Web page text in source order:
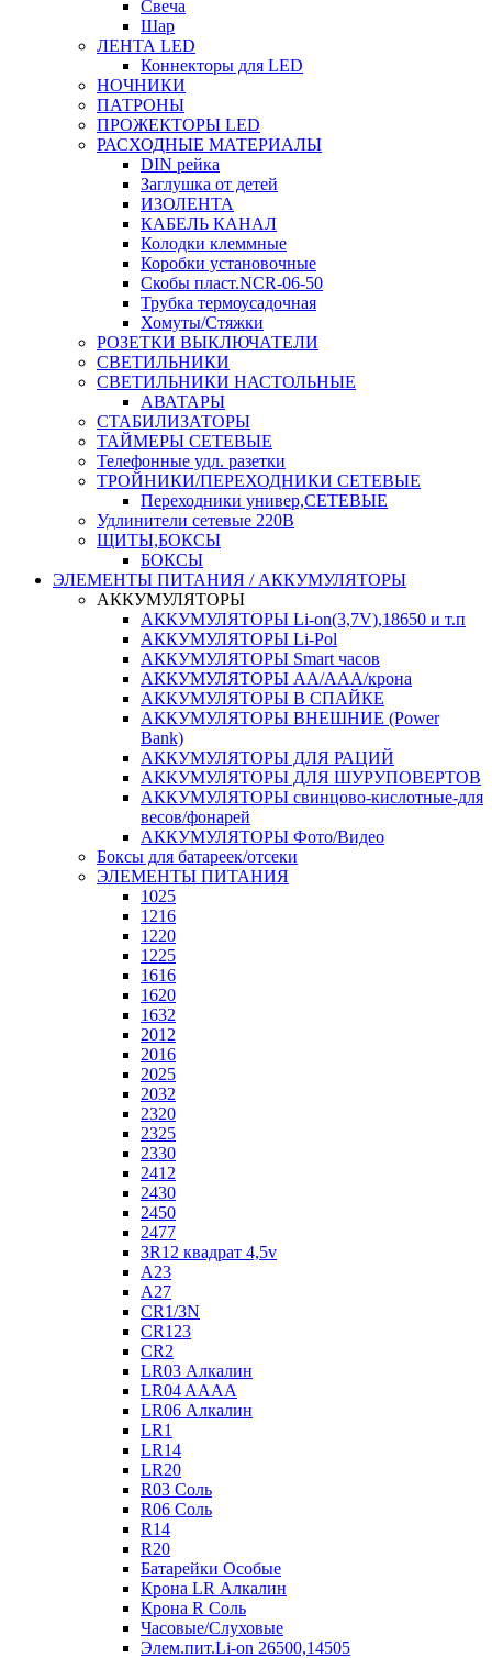
Свеча
Шар
ЛЕНТА LED
Коннекторы для LED
НОЧНИКИ
ПАТРОНЫ
ПРОЖЕКТОРЫ LED
РАСХОДНЫЕ МАТЕРИАЛЫ
DIN рейка
Заглушка от детей
ИЗОЛЕНТА
КАБЕЛЬ КАНАЛ
Колодки клеммные
Коробки установочные
Скобы пласт.NCR-06-50
Трубка термоусадочная
Хомуты/Стяжки
РОЗЕТКИ ВЫКЛЮЧАТЕЛИ
СВЕТИЛЬНИКИ
СВЕТИЛЬНИКИ НАСТОЛЬНЫЕ
АВАТАРЫ
СТАБИЛИЗАТОРЫ
ТАЙМЕРЫ СЕТЕВЫЕ
Телефонные удл. разетки
ТРОЙНИКИ/ПЕРЕХОДНИКИ СЕТЕВЫЕ
Переходники универ,СЕТЕВЫЕ
Удлинители сетевые 220В
ЩИТЫ,БОКСЫ
БОКСЫ
ЭЛЕМЕНТЫ ПИТАНИЯ / АККУМУЛЯТОРЫ
АККУМУЛЯТОРЫ
АККУМУЛЯТОРЫ Li-on(3,7V),18650 и т.п
АККУМУЛЯТОРЫ Li-Pol
АККУМУЛЯТОРЫ Smart часов
АККУМУЛЯТОРЫ АА/ААА/крона
АККУМУЛЯТОРЫ В СПАЙКЕ
АККУМУЛЯТОРЫ ВНЕШНИЕ (Power
Bank)
АККУМУЛЯТОРЫ ДЛЯ РАЦИЙ
АККУМУЛЯТОРЫ ДЛЯ ШУРУПОВЕРТОВ
АККУМУЛЯТОРЫ свинцово-кислотные-для
весов/фонарей
АККУМУЛЯТОРЫ Фото/Видео
Боксы для батареек/отсеки
ЭЛЕМЕНТЫ ПИТАНИЯ
1025
1216
1220
1225
1616
1620
1632
2012
2016
2025
2032
2320
2325
2330
2412
2430
2450
2477
3R12 квадрат 4,5v
A23
A27
CR1/3N
CR123
CR2
LR03 Алкалин
LR04 AAAA
LR06 Алкалин
LR1
LR14
LR20
R03 Соль
R06 Соль
R14
R20
Батарейки Особые
Крона LR Алкалин
Крона R Соль
Часовые/Слуховые
Элем.пит.Li-on 26500,14505